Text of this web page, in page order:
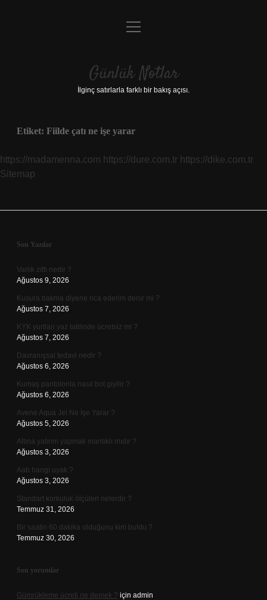
Anasayfa
Yasal Uyarı
menüyü
Günlük Notlar
İlginç satırlarla farklı bir bakış açısı.
Etiket: Fiilde çatı ne işe yarar
https://madamenna.com https://dure.com.tr https://dike.com.tr
Sitemap
Sidebar
Son Yazılar
Varlık zıttı nedir ?
Ağustos 9, 2026
Kusura bakma diyene rica ederim denir mi ?
Ağustos 7, 2026
KYK yurtları yaz tatilinde ücretsiz mi ?
Ağustos 7, 2026
Davranışsal tedavi nedir ?
Ağustos 6, 2026
Kumaş pantolonla nasıl bot giyilir ?
Ağustos 6, 2026
Avene Aqua Jel Ne İşe Yarar ?
Ağustos 5, 2026
Altına yatırım yapmak mantıklı mıdır ?
Ağustos 3, 2026
Aab hangi uyak ?
Ağustos 3, 2026
Standart korkuluk ölçüleri nelerdir ?
Temmuz 31, 2026
Bir saatin 60 dakika olduğunu kim buldu ?
Temmuz 30, 2026
Son yorumlar
Gümrükleme ücreti ne demek ? için admin